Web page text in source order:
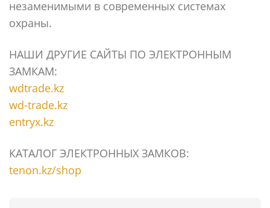
незаменимыми в современных системах
охраны.
НАШИ ДРУГИЕ САЙТЫ ПО ЭЛЕКТРОННЫМ
ЗАМКАМ:
wdtrade.kz
wd-trade.kz
entryx.kz
КАТАЛОГ ЭЛЕКТРОННЫХ ЗАМКОВ:
tenon.kz/shop